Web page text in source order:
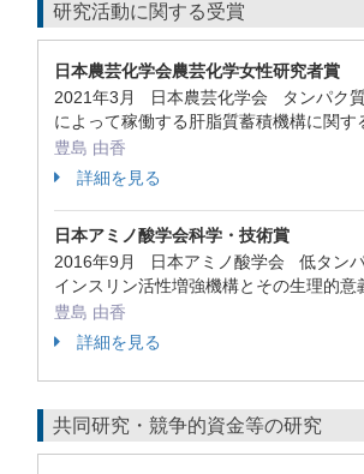
研究活動に関する受賞
日本農芸化学会農芸化学女性研究者賞
2021年3月 日本農芸化学会 タンパク
によって稼働する肝脂質蓄積機構に関す
豊島 由香
詳細を見る
日本アミノ酸学会科学・技術賞
2016年9月 日本アミノ酸学会 低タン
インスリン活性増強機構とその生理的意
豊島 由香
詳細を見る
共同研究・競争的資金等の研究